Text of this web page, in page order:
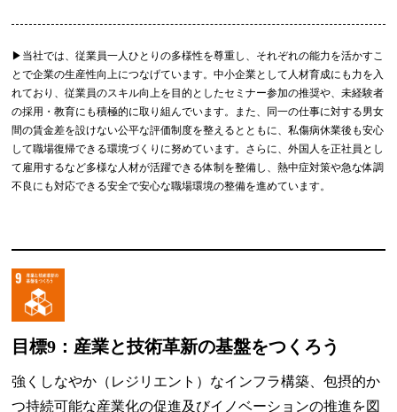
▶︎当社では、従業員一人ひとりの多様性を尊重し、それぞれの能力を活かすこ
とで企業の生産性向上につなげています。中小企業として人材育成にも力を入
れており、従業員のスキル向上を目的としたセミナー参加の推奨や、未経験者
の採用・教育にも積極的に取り組んでいます。また、同一の仕事に対する男女
間の賃金差を設けない公平な評価制度を整えるとともに、私傷病休業後も安心
して職場復帰できる環境づくりに努めています。さらに、外国人を正社員とし
て雇用するなど多様な人材が活躍できる体制を整備し、熱中症対策や急な体調
不良にも対応できる安全で安心な職場環境の整備を進めています。
目標9：産業と技術革新の基盤をつくろう
強くしなやか（レジリエント）なインフラ構築、包摂的か
つ持続可能な産業化の促進及びイノベーションの推進を図